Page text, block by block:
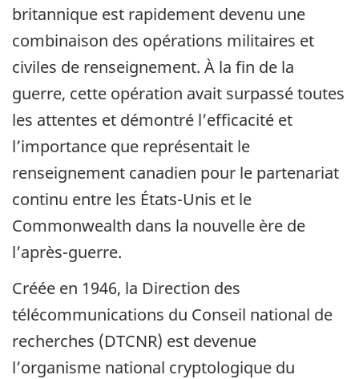
britannique est rapidement devenu une
combinaison des opérations militaires et
civiles de renseignement. À la fin de la
guerre, cette opération avait surpassé toutes
les attentes et démontré l’efficacité et
l’importance que représentait le
renseignement canadien pour le partenariat
continu entre les États-Unis et le
Commonwealth dans la nouvelle ère de
l’après-guerre.
Créée en 1946, la Direction des
télécommunications du Conseil national de
recherches (DTCNR) est devenue
l’organisme national cryptologique du